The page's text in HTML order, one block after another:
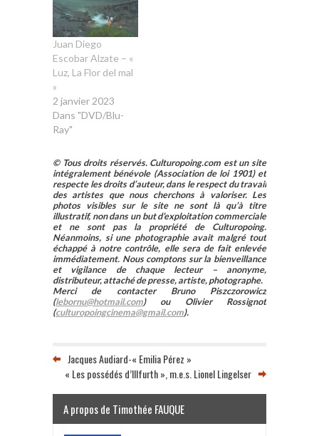
Juan Diego
Escobar Alzate – «
Luz, La Flor del mal
»
2 janvier 2023
Dans "DVD/Blu-
Ray"
© Tous droits réservés. Culturopoing.com est un site
intégralement bénévole (Association de loi 1901) et
respecte les droits d’auteur, dans le respect du travail
des artistes que nous cherchons à valoriser. Les
photos visibles sur le site ne sont là qu’à titre
illustratif, non dans un but d’exploitation commerciale
et ne sont pas la propriété de Culturopoing.
Néanmoins, si une photographie avait malgré tout
échappé à notre contrôle, elle sera de fait enlevée
immédiatement. Nous comptons sur la bienveillance
et vigilance de chaque lecteur – anonyme,
distributeur, attaché de presse, artiste, photographe.
Merci de contacter Bruno Piszczorowicz
(lebornu@hotmail.com) ou Olivier Rossignot
(culturopoingcinema@gmail.com).
Jacques Audiard-« Emilia Pérez »
« Les possédés d’Illfurth », m.e.s. Lionel Lingelser
A propos de Timothée FAUQUE